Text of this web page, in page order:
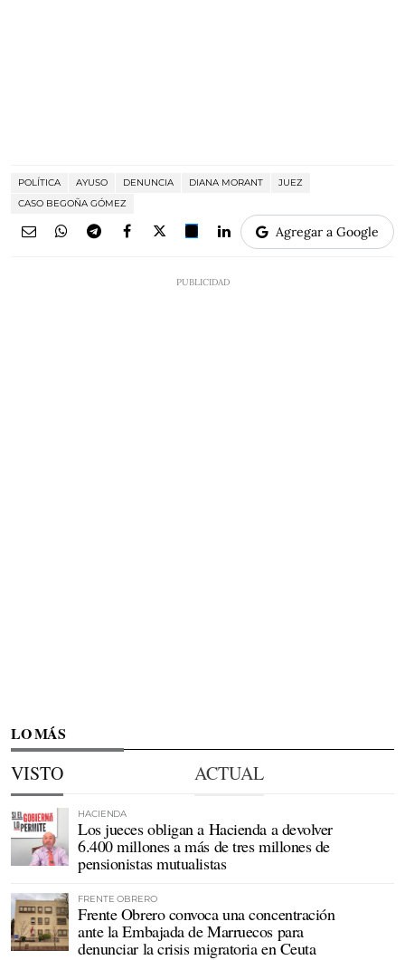
POLÍTICA AYUSO DENUNCIA DIANA MORANT
JUEZ
CASO BEGOÑA GÓMEZ
Agregar a Google
LO MÁS
VISTO ACTUAL
HACIENDA
Los jueces obligan a Hacienda a devolver
6.400 millones a más de tres millones de
pensionistas mutualistas
FRENTE OBRERO
Frente Obrero convoca una concentración
ante la Embajada de Marruecos para
denunciar la crisis migratoria en Ceuta